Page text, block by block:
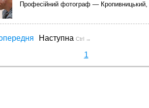
Професійний фотограф — Кропивницький,
Наступна Ctrl →
1